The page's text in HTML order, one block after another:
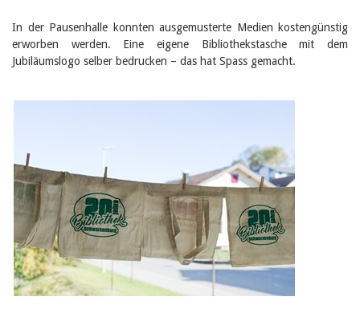
In der Pausenhalle konnten ausgemusterte Medien kostengünstig
erworben werden. Eine eigene Bibliothekstasche mit dem
Jubiläumslogo selber bedrucken – das hat Spass gemacht.